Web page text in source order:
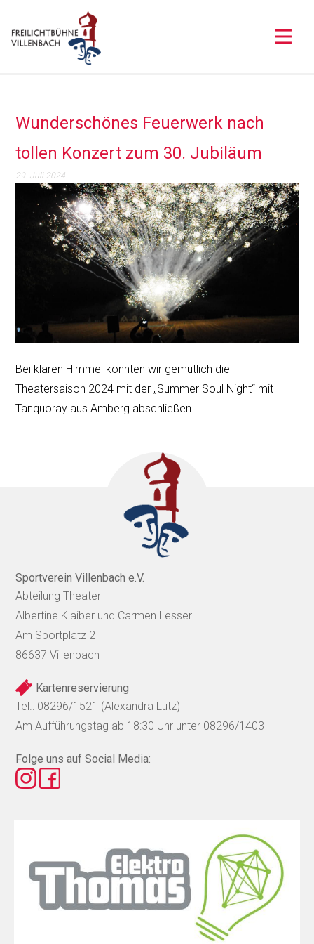
Wunderschönes Feuerwerk nach
tollen Konzert zum 30. Jubiläum
29. Juli 2024
Bei klaren Himmel konnten wir gemütlich die
Theatersaison 2024 mit der „Summer Soul Night“ mit
Tanquoray aus Amberg abschließen.
Sportverein Villenbach e.V.
Abteilung Theater
Albertine Klaiber und Carmen Lesser
Am Sportplatz 2
86637 Villenbach
Kartenreservierung
Tel.: 08296/1521 (Alexandra Lutz)
Am Aufführungstag ab 18:30 Uhr unter 08296/1403
Folge uns auf Social Media: